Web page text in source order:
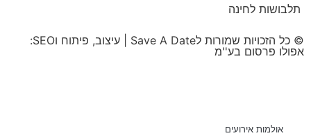
תלבושות לחינה
© כל הזכויות שמורות לSave A Date | עיצוב, פיתוח וSEO:
אפולו פרסום בע''מ
אולמות אירועים